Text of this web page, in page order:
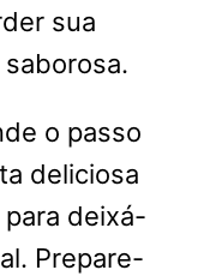
sua
o passo
deliciosa
deixá-
Prepare-